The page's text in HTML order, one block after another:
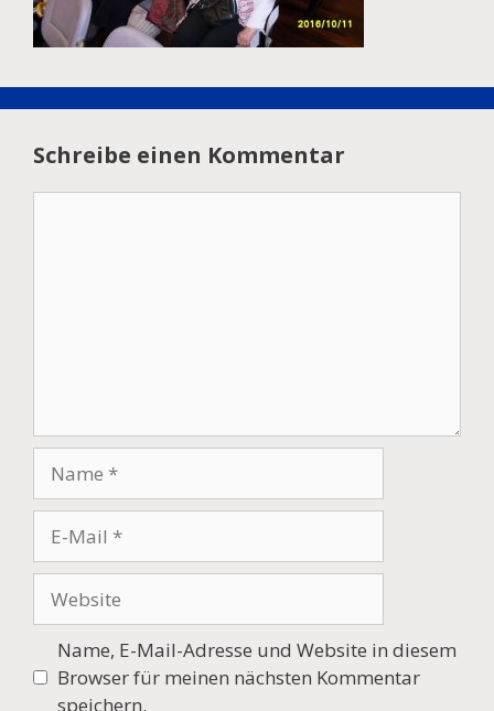
Schreibe einen Kommentar
Mail
Name, E-Mail-Adresse und Website in diesem
Browser für meinen nächsten Kommentar
speichern.